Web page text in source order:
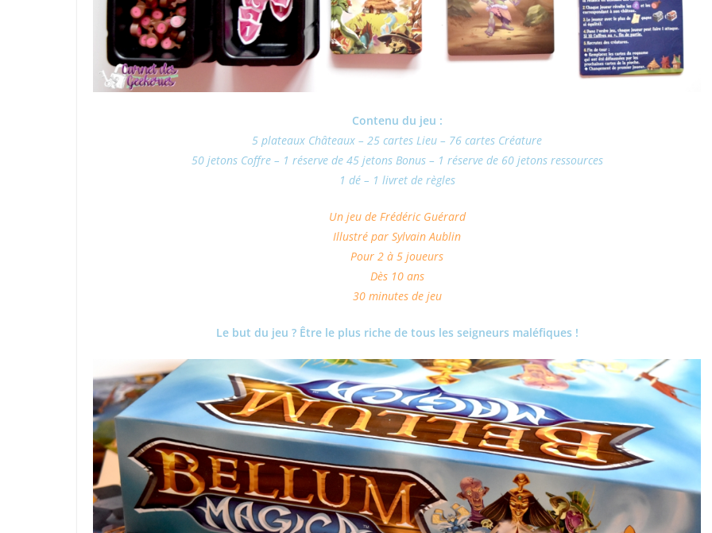
Contenu du jeu :
5 plateaux Châteaux – 25 cartes Lieu – 76 cartes Créature
50 jetons Coffre – 1 réserve de 45 jetons Bonus – 1 réserve de 60 jetons ressources
1 dé – 1 livret de règles
Un jeu de Frédéric Guérard
Illustré par Sylvain Aublin
Pour 2 à 5 joueurs
Dès 10 ans
30 minutes de jeu
Le but du jeu ? Être le plus riche de tous les seigneurs maléfiques !